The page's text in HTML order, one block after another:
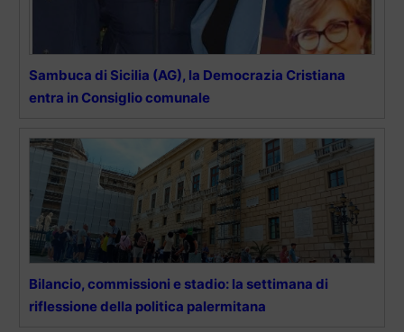
Sambuca di Sicilia (AG), la Democrazia Cristiana
entra in Consiglio comunale
Bilancio, commissioni e stadio: la settimana di
riflessione della politica palermitana